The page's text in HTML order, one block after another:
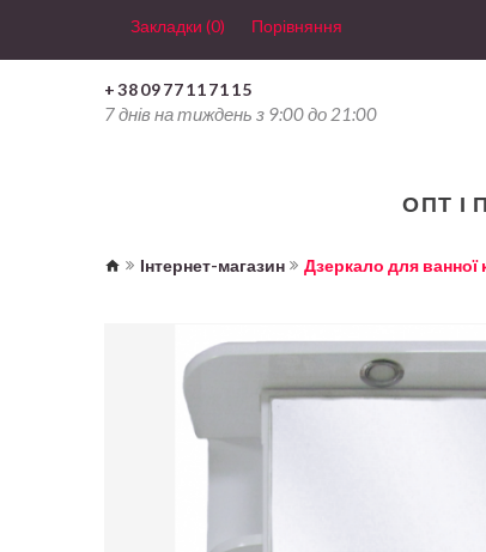
Закладки (0) Порівняння
+380977117115
7 днів на тиждень з 9:00 до 21:00
ОПТ І
Інтернет-магазин Дзеркало для ванної